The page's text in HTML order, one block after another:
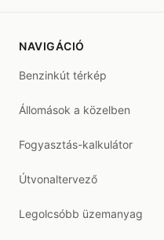
NAVIGÁCIÓ
Benzinkút térkép
Állomások a közelben
Fogyasztás-kalkulátor
Útvonaltervező
Legolcsóbb üzemanyag